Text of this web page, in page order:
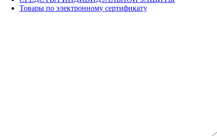
Товары по электронному сертификату